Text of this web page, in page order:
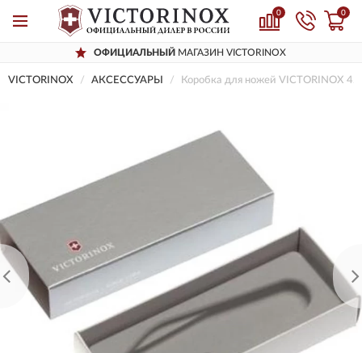
0 0
ОФИЦИАЛЬНЫЙ МАГАЗИН VICTORINOX
VICTORINOX AКСЕССУАРЫ Коробка для ножей VICTORINOX